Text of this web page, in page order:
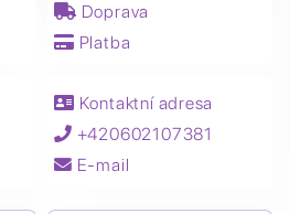
Doprava
Platba
Kontaktní adresa
+420602107381
E-mail